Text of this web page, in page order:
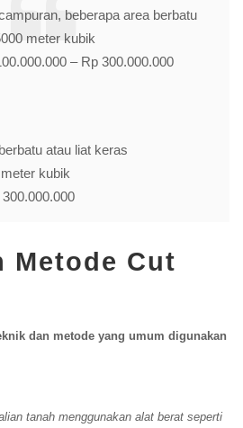
beberapa area berbatu
meter kubik
– Rp 300.000.000
atau liat keras
kubik
Metode Cut
dan metode yang umum digunakan
tanah menggunakan alat berat seperti